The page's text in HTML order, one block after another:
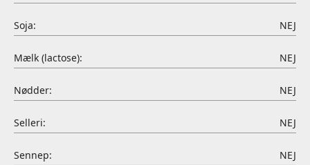
Soja: NEJ
Mælk (lactose): NEJ
Nødder: NEJ
Selleri: NEJ
Sennep: NEJ